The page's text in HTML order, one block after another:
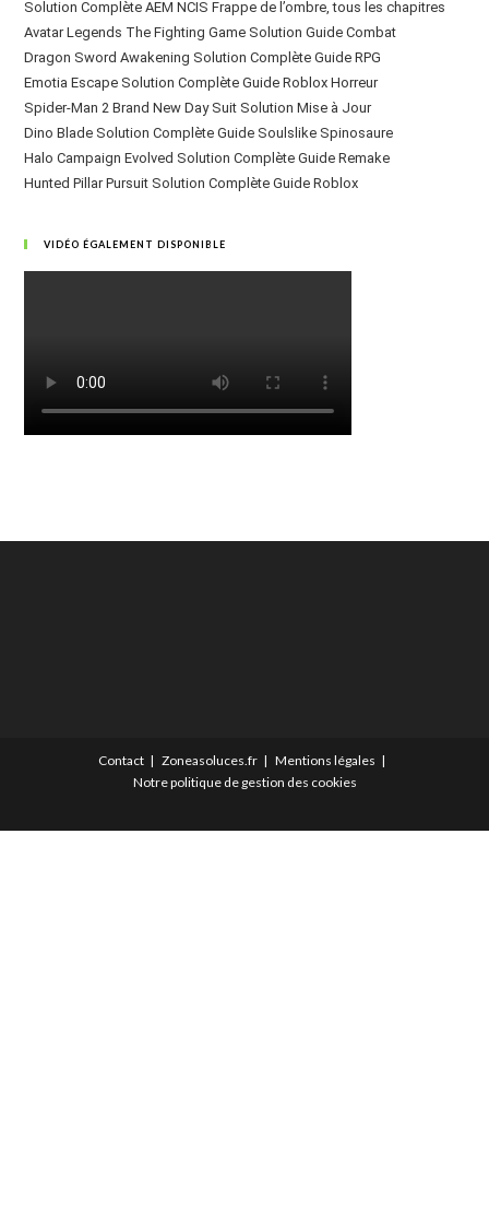
Solution Complète AEM NCIS Frappe de l’ombre, tous les chapitres
Avatar Legends The Fighting Game Solution Guide Combat
Dragon Sword Awakening Solution Complète Guide RPG
Emotia Escape Solution Complète Guide Roblox Horreur
Spider-Man 2 Brand New Day Suit Solution Mise à Jour
Dino Blade Solution Complète Guide Soulslike Spinosaure
Halo Campaign Evolved Solution Complète Guide Remake
Hunted Pillar Pursuit Solution Complète Guide Roblox
VIDÉO ÉGALEMENT DISPONIBLE
Contact Zoneasoluces.fr
Mentions légales
Notre politique de gestion des cookies